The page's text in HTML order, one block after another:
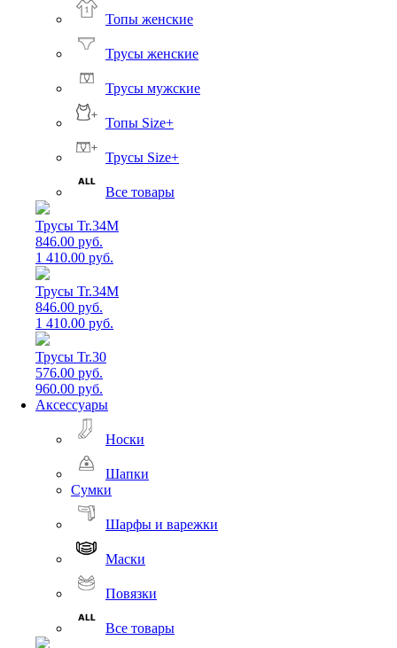
Топы женские
Трусы женские
Трусы мужские
Топы Size+
Трусы Size+
Все товары
Трусы Tr.34M
846.00 руб.
1 410.00 руб.
Трусы Tr.34M
846.00 руб.
1 410.00 руб.
Трусы Tr.30
576.00 руб.
960.00 руб.
Аксессуары
Носки
Шапки
Сумки
Шарфы и варежки
Маски
Повязки
Все товары